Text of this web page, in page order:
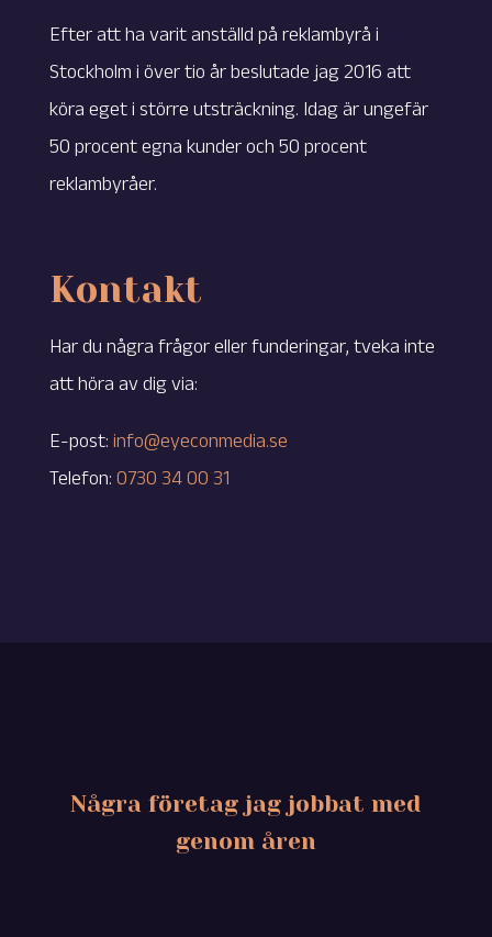
Efter att ha varit anställd på reklambyrå i
Stockholm i över tio år beslutade jag 2016 att
köra eget i större utsträckning. Idag är ungefär
50 procent egna kunder och 50 procent
reklambyråer.
Kontakt
Har du några frågor eller funderingar, tveka inte
att höra av dig via:
E-post:info@eyeconmedia.se
Telefon:0730 34 00 31
Några företag jag jobbat med
genom åren